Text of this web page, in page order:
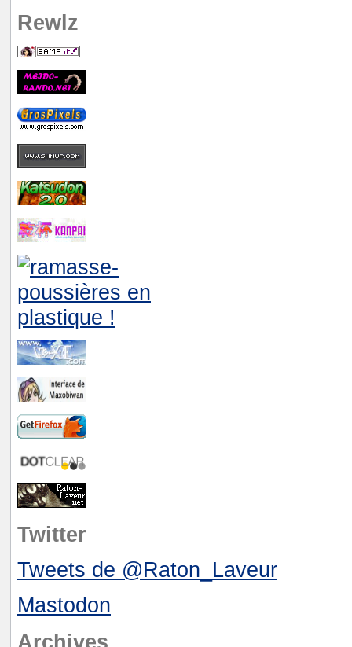
Rewlz
Twitter
Tweets de @Raton_Laveur
Mastodon